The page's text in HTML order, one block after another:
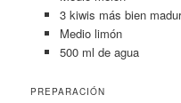
3 kiwis más bien
Medio limón
500 ml de agua
PREPARACIÓN